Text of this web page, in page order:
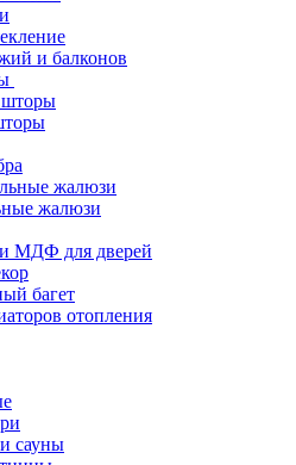
и балконов
жалюзи
жалюзи
МДФ для дверей
багет
отопления
сауны